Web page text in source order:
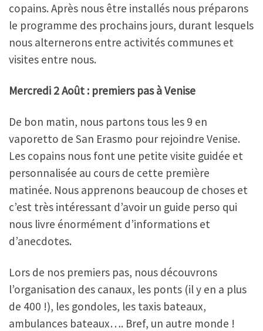
copains. Après nous être installés nous préparons
le programme des prochains jours, durant lesquels
nous alternerons entre activités communes et
visites entre nous.
Mercredi 2 Août : premiers pas à Venise
De bon matin, nous partons tous les 9 en
vaporetto de San Erasmo pour rejoindre Venise.
Les copains nous font une petite visite guidée et
personnalisée au cours de cette première
matinée. Nous apprenons beaucoup de choses et
c’est très intéressant d’avoir un guide perso qui
nous livre énormément d’informations et
d’anecdotes.
Lors de nos premiers pas, nous découvrons
l’organisation des canaux, les ponts (il y en a plus
de 400 !), les gondoles, les taxis bateaux,
ambulances bateaux…. Bref, un autre monde !